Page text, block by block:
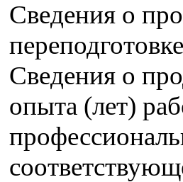
Сведения о
Сведения о
опыта (лет)